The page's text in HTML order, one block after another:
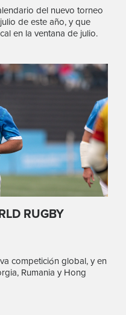
del nuevo torneo
de este año, y que
en la ventana de julio.
RUGBY
competición global, y en
Rumania y Hong